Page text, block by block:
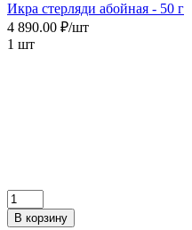
Икра cтерляди абойная - 50 г
4 890.00 ₽/шт
1 шт
В корзину